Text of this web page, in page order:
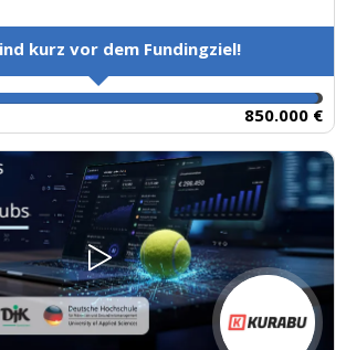
kurz vor dem Fundingziel!
850.000 €